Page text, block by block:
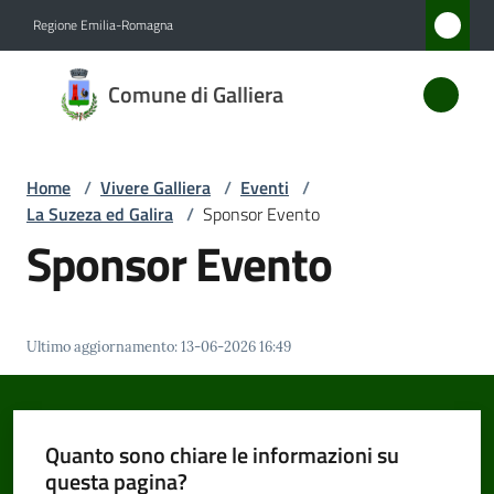
Regione Emilia-Romagna
Comune di Galliera
Comune
di
Novità
Servizi
Vivere
Galliera
Menu selezionato
Home / Vivere Galliera / Eventi /
La Suzeza ed Galira / Sponsor Evento
Sponsor Evento
Ultimo aggiornamento:13-06-2026 16:49
Quanto sono chiare le informazioni su
questa pagina?